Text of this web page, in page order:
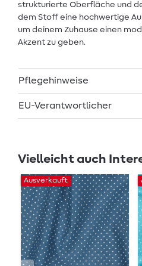
strukturierte Oberfläche und
dem Stoff eine hochwertige
um deinem Zuhause einen
Akzent zu geben.
Pflegehinweise
EU-Verantwortlicher
Vielleicht auch
Ausverkauft